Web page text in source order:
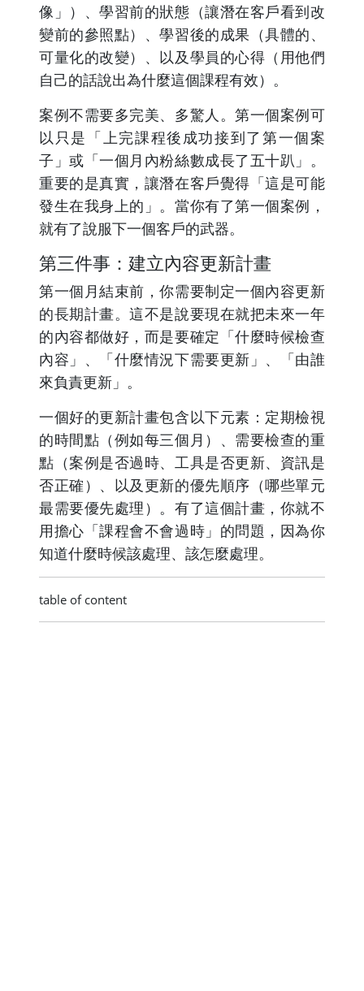
像」）、學習前的狀態（讓潛在客戶看到改
變前的參照點）、學習後的成果（具體的、
可量化的改變）、以及學員的心得（用他們
自己的話說出為什麼這個課程有效）。
案例不需要多完美、多驚人。第一個案例可
以只是「上完課程後成功接到了第一個案
子」或「一個月內粉絲數成長了五十趴」。
重要的是真實，讓潛在客戶覺得「這是可能
發生在我身上的」。當你有了第一個案例，
就有了說服下一個客戶的武器。
第三件事：建立內容更新計畫
第一個月結束前，你需要制定一個內容更新
的長期計畫。這不是說要現在就把未來一年
的內容都做好，而是要確定「什麼時候檢查
內容」、「什麼情況下需要更新」、「由誰
來負責更新」。
一個好的更新計畫包含以下元素：定期檢視
的時間點（例如每三個月）、需要檢查的重
點（案例是否過時、工具是否更新、資訊是
否正確）、以及更新的優先順序（哪些單元
最需要優先處理）。有了這個計畫，你就不
用擔心「課程會不會過時」的問題，因為你
知道什麼時候該處理、該怎麼處理。
table of content